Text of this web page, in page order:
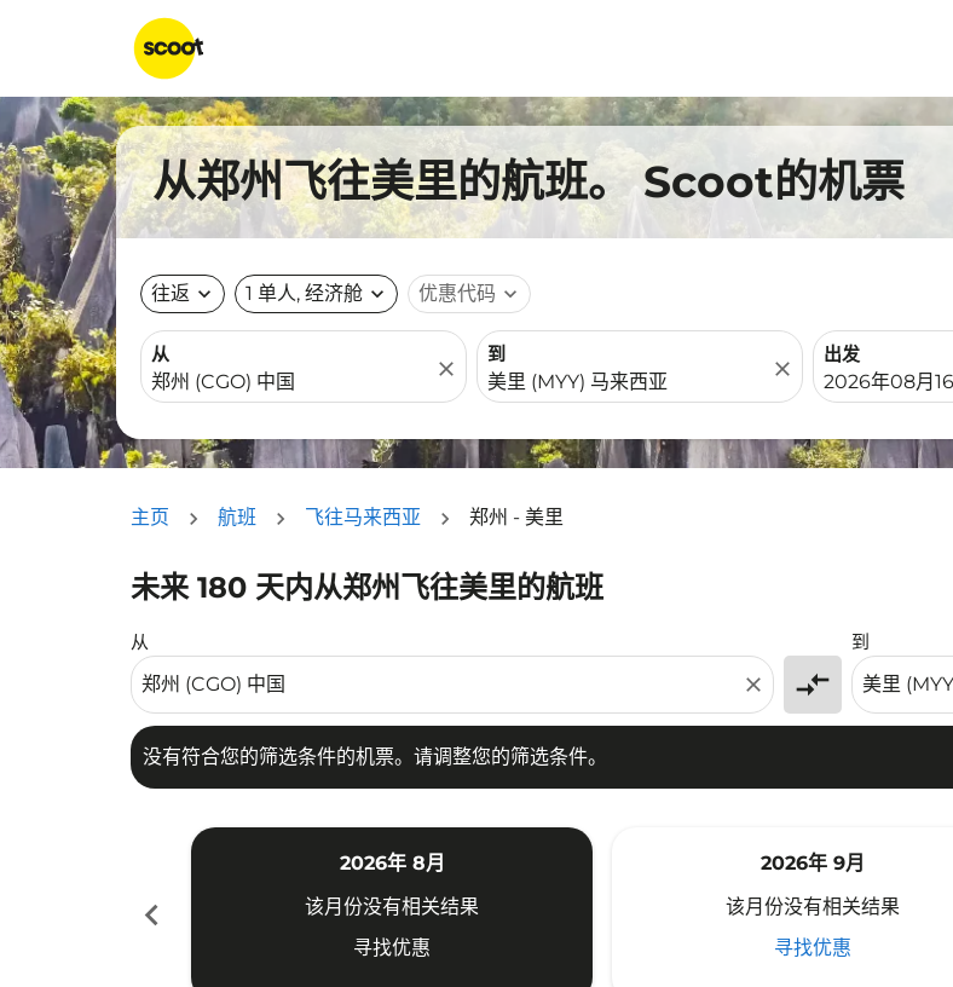
从郑州飞往美里的航班。 Scoot的机票
往返 expand_more 1 单人, 经济舱 expand_more 优惠代码 expand_more
从
close
到
close
出发
fc-booking-
2026年08月
主页 航班 飞往马来西亚 郑州 - 美里
未来 180 天内从郑州飞往美里的航班
从
close compare_arrows
到
没有符合您的筛选条件的机票。请调整您的筛选条件。
没有符合您的筛选条件的机票。请调整您的筛选条件。
chevron_left
2026年 8月
该月份没有相关结果
寻找优惠
2026年 9月
该月份没有相关结果
寻找优惠